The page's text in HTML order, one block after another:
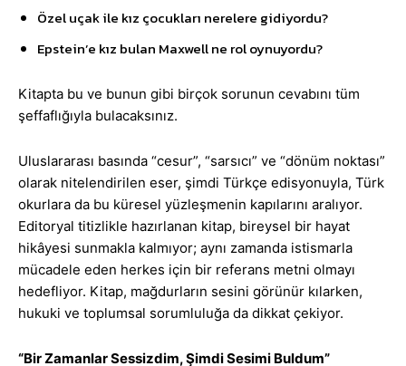
Özel uçak ile kız çocukları nerelere gidiyordu?
Epstein’e kız bulan Maxwell ne rol oynuyordu?
Kitapta bu ve bunun gibi birçok sorunun cevabını tüm
şeffaflığıyla bulacaksınız.
Uluslararası basında “cesur”, “sarsıcı” ve “dönüm noktası”
olarak nitelendirilen eser, şimdi Türkçe edisyonuyla, Türk
okurlara da bu küresel yüzleşmenin kapılarını aralıyor.
Editoryal titizlikle hazırlanan kitap, bireysel bir hayat
hikâyesi sunmakla kalmıyor; aynı zamanda istismarla
mücadele eden herkes için bir referans metni olmayı
hedefliyor. Kitap, mağdurların sesini görünür kılarken,
hukuki ve toplumsal sorumluluğa da dikkat çekiyor.
“Bir Zamanlar Sessizdim, Şimdi Sesimi Buldum”